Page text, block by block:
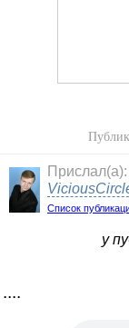
Прислал(a):
Список
у
....